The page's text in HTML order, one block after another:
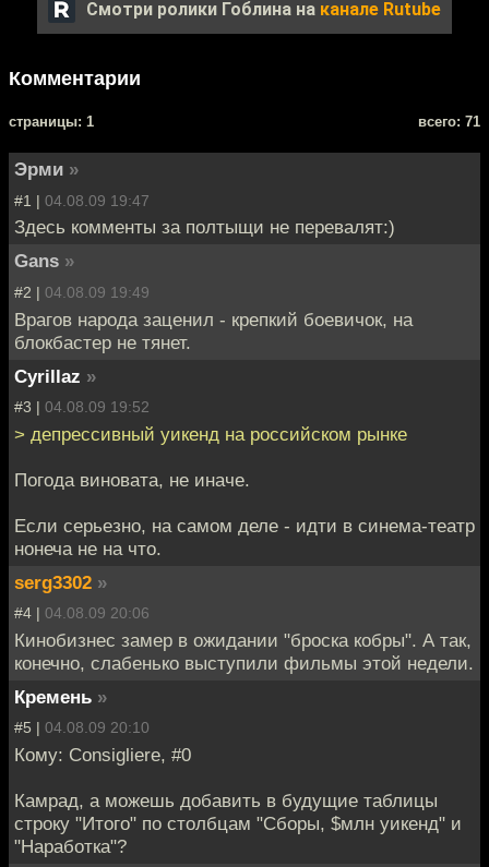
Смотри ролики Гоблина на канале Rutube
Комментарии
cтраницы: 1 всего: 71
Эрми »
#1 | 04.08.09 19:47
Здесь комменты за полтыщи не перевалят:)
Gans »
#2 | 04.08.09 19:49
Врагов народа заценил - крепкий боевичок, на
блокбастер не тянет.
Cyrillaz »
#3 | 04.08.09 19:52
> депрессивный уикенд на российском рынке
Погода виновата, не иначе.
Если серьезно, на самом деле - идти в синема-театр
нонеча не на что.
serg3302 »
#4 | 04.08.09 20:06
Кинобизнес замер в ожидании "броска кобры". А так,
конечно, слабенько выступили фильмы этой недели.
Кремень »
#5 | 04.08.09 20:10
Кому: Consigliere, #0
Камрад, а можешь добавить в будущие таблицы
строку "Итого" по столбцам "Сборы, $млн уикенд" и
"Наработка"?